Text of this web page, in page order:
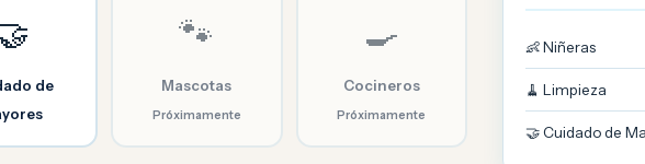
de
🐾
Mascotas
Próximamente
🍳
Cocineros
Próximamente
👶 Niñeras
🧹 Limpieza
🤝 Cuidado de